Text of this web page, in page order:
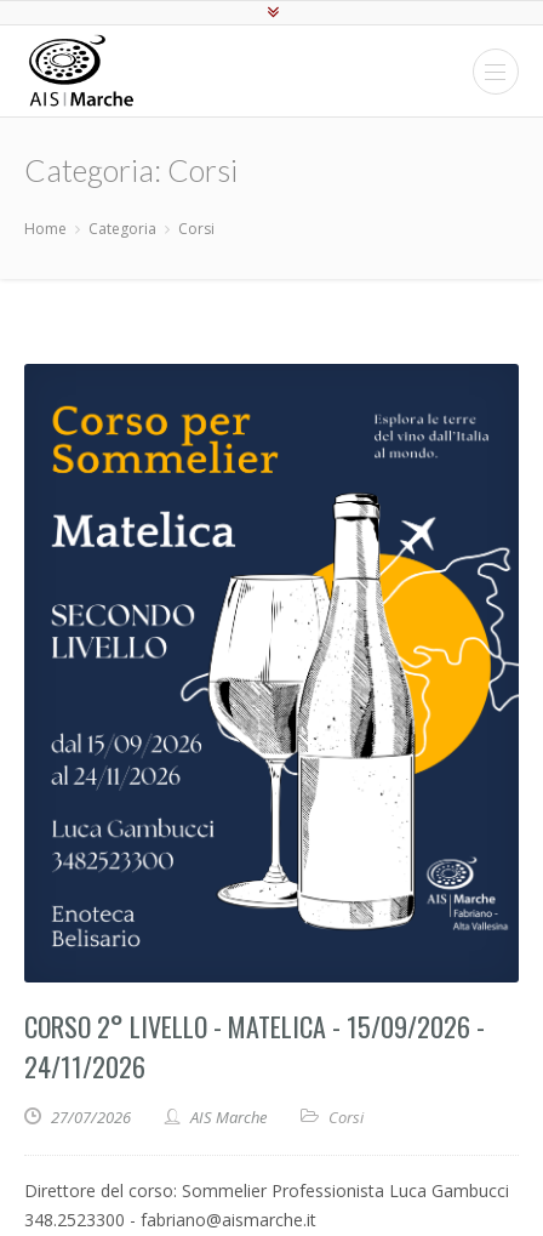
Categoria: Corsi
Home Categoria Corsi
CORSO 2° LIVELLO - MATELICA - 15/09/2026 -
24/11/2026
27/07/2026 AIS Marche Corsi
Direttore del corso: Sommelier Professionista Luca Gambucci
348.2523300 - fabriano@aismarche.it